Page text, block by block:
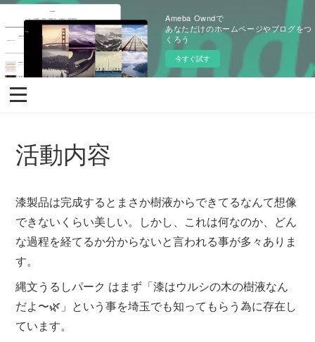
Ameba Owndで
あなただけのホームページやブログをつ
くろう
今すぐ試す
活動内容
漆製品は完成するとまさか樹液からできてるなんて想像
できないくらい美しい。しかし、これは何なのか、どん
な過程を経てるか分からないと言われる事が多々ありま
す。
縄文うるしパーク はまず「漆はウルシの木の樹液なん
だよ〜🌿」という事を埼玉でも知ってもらう為に存在し
ています。